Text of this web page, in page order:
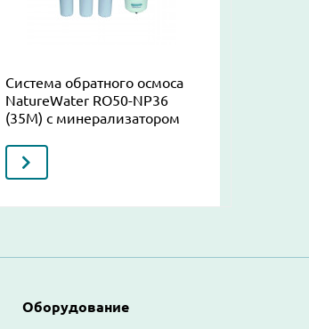
Система обратного осмоса
NatureWater RO50-NP36
(35М) с минерализатором
Оборудование